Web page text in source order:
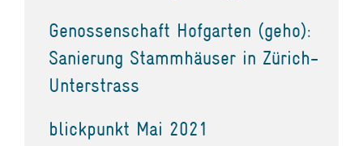
Genossenschaft Hofgarten (geho):
Sanierung Stammhäuser in Zürich-
Unterstrass
blickpunkt Mai 2021